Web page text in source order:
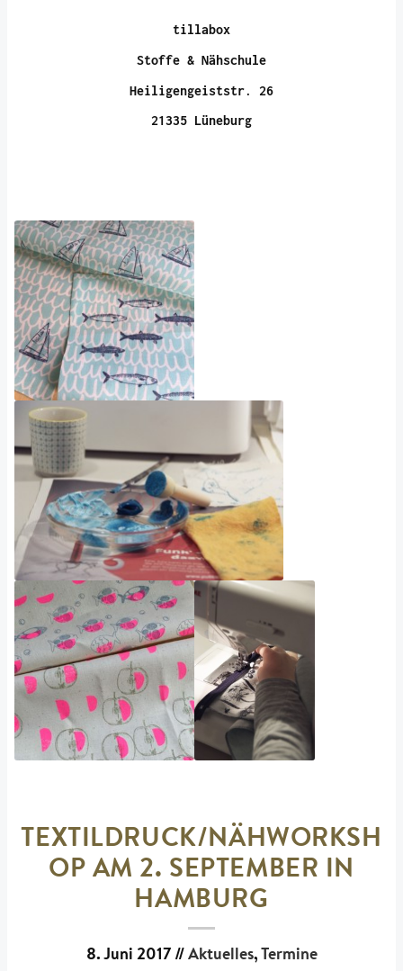
tillabox
Stoffe & Nähschule
Heiligengeiststr. 26
21335 Lüneburg
TEXTILDRUCK/NÄHWORKSH
OP AM 2. SEPTEMBER IN
HAMBURG
8. Juni 2017//Aktuelles,Termine